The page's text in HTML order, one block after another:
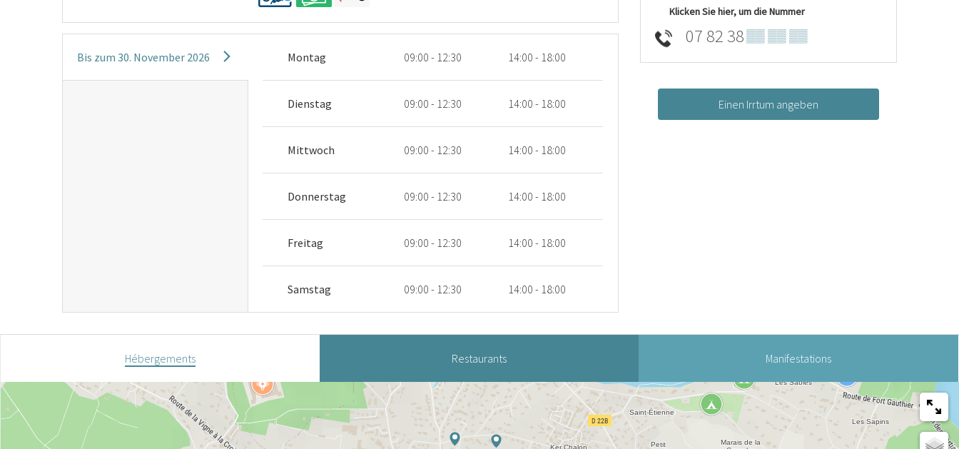
Bis zum 30. November 2026 Montag 09:00 - 12:30 14:00 - 18:00
Dienstag 09:00 - 12:30 14:00 - 18:00
Mittwoch 09:00 - 12:30 14:00 - 18:00
Donnerstag 09:00 - 12:30 14:00 - 18:00
Freitag 09:00 - 12:30 14:00 - 18:00
Samstag 09:00 - 12:30 14:00 - 18:00
Klicken Sie hier, um die Nummer
07 82 38▒▒ ▒▒ ▒▒
Einen Irrtum angeben
Hébergements Restaurants Manifestations